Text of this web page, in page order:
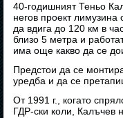
40-годишният Теньо
негов проект лимузина
да вдига до 120 км в
близо 5 метра и
има още какво да се
Предстои да се
уредба и да се
От 1991 г., когато
ГДР-ски коли, Калъчев